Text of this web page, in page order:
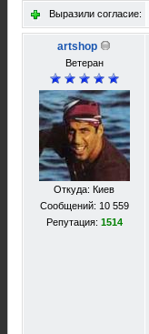
Выразили согласие:
artshop
Ветеран
Откуда: Киев
Сообщений: 10 559
Репутация: 1514